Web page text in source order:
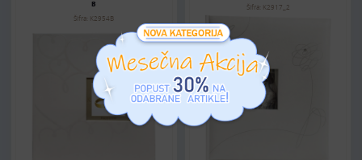
B
Šifra: K2954B
Šifra: K2917_2